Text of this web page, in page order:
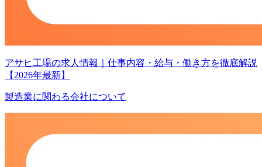
アサヒ工場の求人情報｜仕事内容・給与・働き方を徹底解説
【2026年最新】
製造業に関わる会社について